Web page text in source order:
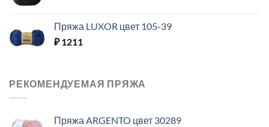
Пряжа LUXOR цвет 105-39
₽1211
РЕКОМЕНДУЕМАЯ ПРЯЖА
Пряжа ARGENTO цвет 30289